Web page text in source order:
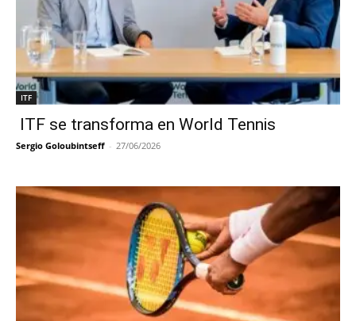
ITF
ITF se transforma en World Tennis
Sergio Goloubintseff - 27/06/2026